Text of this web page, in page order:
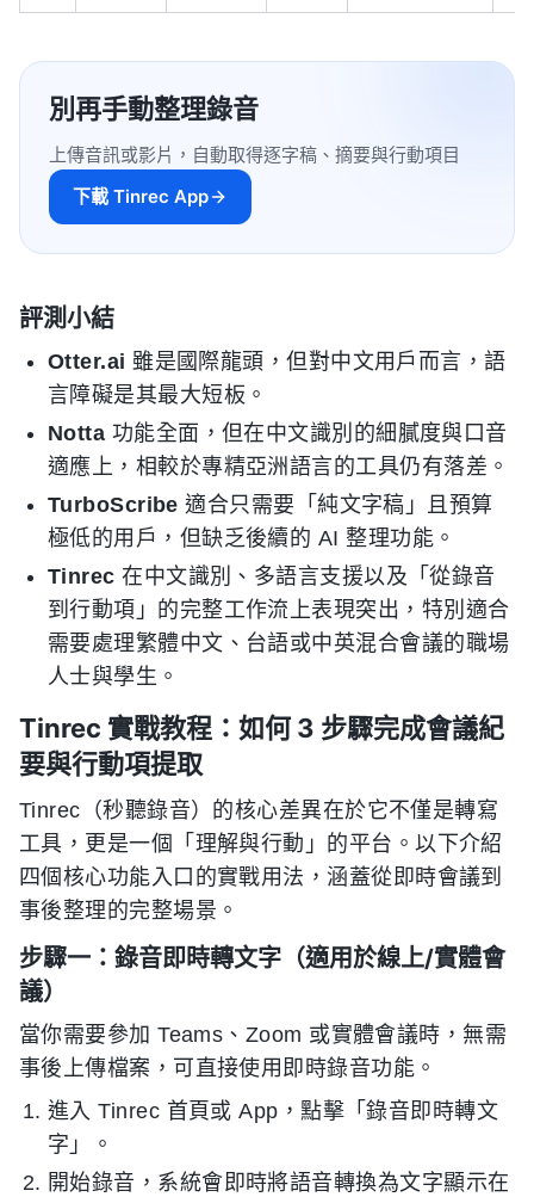
別再手動整理錄音
上傳音訊或影片，自動取得逐字稿、摘要與行動項目
下載 Tinrec App
評測小結
Otter.ai 雖是國際龍頭，但對中文用戶而言，語
言障礙是其最大短板。
Notta 功能全面，但在中文識別的細膩度與口音
適應上，相較於專精亞洲語言的工具仍有落差。
TurboScribe 適合只需要「純文字稿」且預算
極低的用戶，但缺乏後續的 AI 整理功能。
Tinrec 在中文識別、多語言支援以及「從錄音
到行動項」的完整工作流上表現突出，特別適合
需要處理繁體中文、台語或中英混合會議的職場
人士與學生。
Tinrec 實戰教程：如何 3 步驟完成會議紀
要與行動項提取
Tinrec（秒聽錄音）的核心差異在於它不僅是轉寫
工具，更是一個「理解與行動」的平台。以下介紹
四個核心功能入口的實戰用法，涵蓋從即時會議到
事後整理的完整場景。
步驟一：錄音即時轉文字（適用於線上/實體會
議）
當你需要參加 Teams、Zoom 或實體會議時，無需
事後上傳檔案，可直接使用即時錄音功能。
進入 Tinrec 首頁或 App，點擊「錄音即時轉文
字」。
開始錄音，系統會即時將語音轉換為文字顯示在